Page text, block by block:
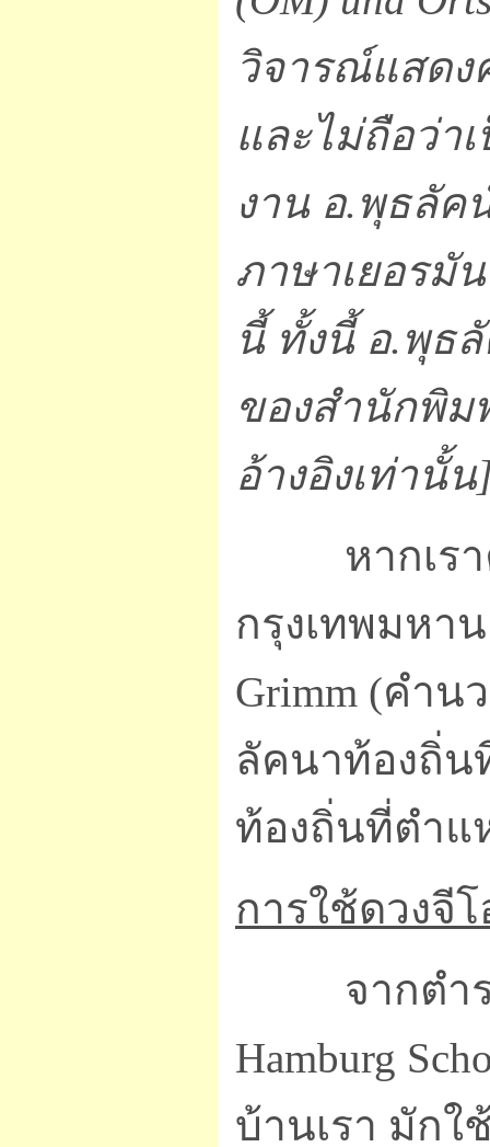
วิจารณ์แสดง
และไม่ถือว่า
งาน อ.พุธลัค
ภาษาเยอรมั
นี้ ทั้งนี้ อ.พุธ
ของสำนักพิมพ์
อ้างอิงเท่านั้น
หากเราค
กรุงเทพมหา
Grimm (คำน
ลัคนาท้องถิ่น
ท้องถิ่นที่ตำแ
การใช้ดวงจี
จากตำรา
Hamburg
บ้านเรา มักใ